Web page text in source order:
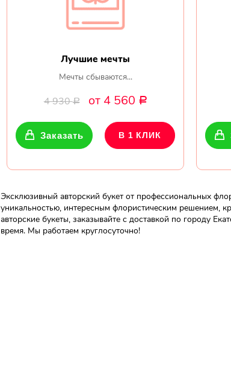
Лучшие мечты
Мечты сбываются...
4 930Р от 4 560 Р
Заказать В 1 КЛИК
Эксклюзивный авторский букет от профессиональных
уникальностью, интересным флористическим решением,
авторские букеты, заказывайте с доставкой по городу
время. Мы работаем круглосуточно!